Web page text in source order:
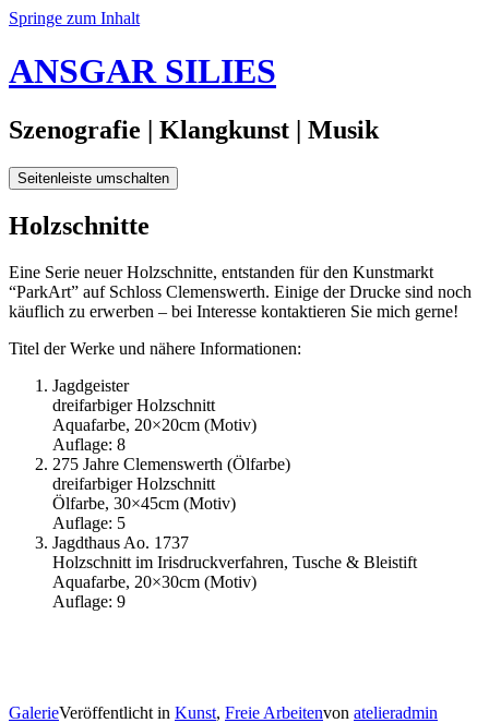
Springe zum Inhalt
ANSGAR SILIES
Szenografie | Klangkunst | Musik
Seitenleiste umschalten
22.
Mai
Januar
2020
Holzschnitte
Eine Serie neuer Holzschnitte, entstanden für den Kunstmarkt
“ParkArt” auf Schloss Clemenswerth. Einige der Drucke sind noch
käuflich zu erwerben – bei Interesse kontaktieren Sie mich gerne!
Titel der Werke und nähere Informationen:
Jagdgeister
dreifarbiger Holzschnitt
Aquafarbe, 20×20cm (Motiv)
Auflage: 8
275 Jahre Clemenswerth (Ölfarbe)
dreifarbiger Holzschnitt
Ölfarbe, 30×45cm (Motiv)
Auflage: 5
Jagdthaus Ao. 1737
Holzschnitt im Irisdruckverfahren, Tusche & Bleistift
Aquafarbe, 20×30cm (Motiv)
Auflage: 9
GalerieVeröffentlicht in Kunst, Freie Arbeitenvon atelieradmin